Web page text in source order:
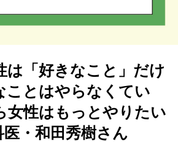
は「好きなこと」だけ
ことはやらなくてい
女性はもっとやりたい
・和田秀樹さん